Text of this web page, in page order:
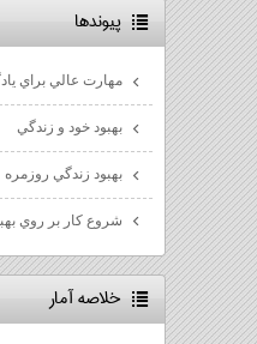
پيوندها
مهارت عالي براي
بهبود خود و زندگي
بهبود زندگي روزمره
شروع كار بر روي
خلاصه آمار